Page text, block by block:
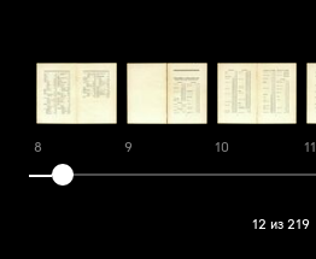
8 9 10 11
12 из 219